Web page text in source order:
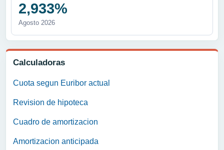
2,933%
Agosto 2026
Calculadoras
Cuota segun Euribor actual
Revision de hipoteca
Cuadro de amortizacion
Amortizacion anticipada